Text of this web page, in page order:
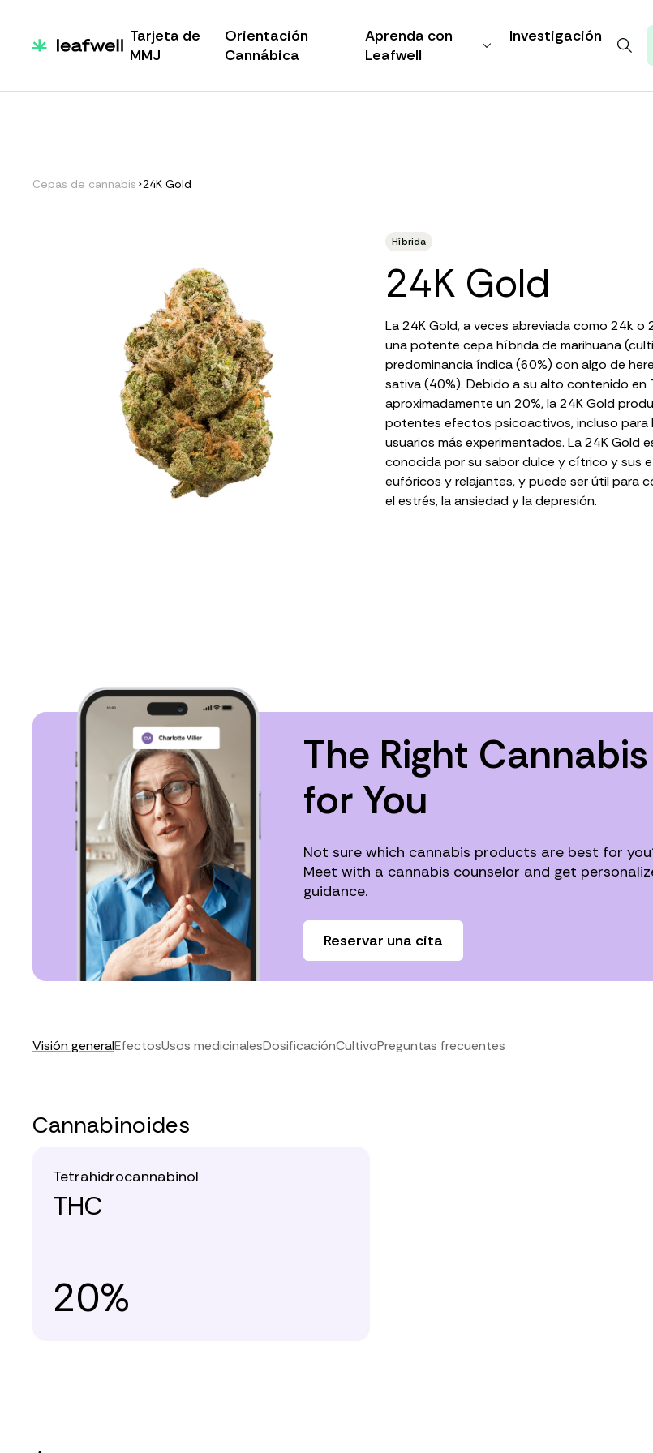
Tarjeta de
MMJ
Orientación
Cannábica
Aprenda con
Leafwell
Investigación
Cepas de cannabis>24K Gold
Híbrida
24K Gold
La 24K Gold, a veces abreviada como 24k o
una potente cepa híbrida de marihuana
predominancia índica (60%) con algo de
sativa (40%). Debido a su alto contenido en
aproximadamente un 20%, la 24K Gold
potentes efectos psicoactivos, incluso para
usuarios más experimentados. La 24K Gold
conocida por su sabor dulce y cítrico y sus
eufóricos y relajantes, y puede ser útil para
el estrés, laansiedad y ladepresión.
The Right Cannabis
for You
Not sure which cannabis products are best for
Meet with a cannabis counselor and get
guidance.
Reservar una cita
Visión generalEfectosUsos medicinalesDosificaciónCultivoPreguntas frecuentes
Cannabinoides
Tetrahidrocannabinol
THC
20%